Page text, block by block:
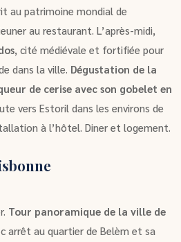
au patrimoine mondial de
au restaurant. L’après-midi,
, cité médiévale et fortifiée pour
dans la ville. Dégustation de la
de cerise avec son gobelet en
vers Estoril dans les environs de
à l’hôtel. Diner et logement.
Tour panoramique de la ville de
arrêt au quartier de Belèm et sa